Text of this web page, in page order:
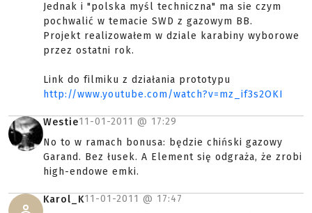
Jednak i "polska myśl techniczna" ma sie czym
pochwalić w temacie SWD z gazowym BB.
Projekt realizowałem w dziale karabiny wyborowe
przez ostatni rok.
Link do filmiku z działania prototypu
http://www.youtube.com/watch?v=mz_if3s2OKI
Westie11-01-2011 @ 17:29
No to w ramach bonusa: będzie chiński gazowy
Garand. Bez łusek. A Element się odgraża, że zrobi
high-endowe emki.
Karol_K11-01-2011 @ 17:47